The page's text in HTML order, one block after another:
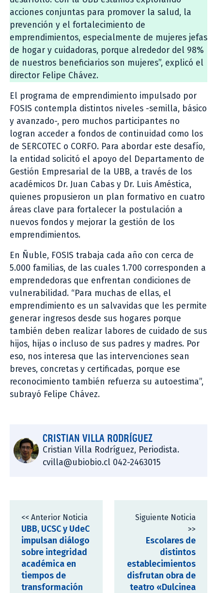
acciones conjuntas para promover la salud, la
prevención y el fortalecimiento de
emprendimientos, especialmente de mujeres jefas
de hogar y cuidadoras, porque alrededor del 98%
de nuestros beneficiarios son mujeres”, explicó el
director Felipe Chávez.
El programa de emprendimiento impulsado por
FOSIS contempla distintos niveles -semilla, básico
y avanzado-, pero muchos participantes no
logran acceder a fondos de continuidad como los
de SERCOTEC o CORFO. Para abordar este desafío,
la entidad solicitó el apoyo del Departamento de
Gestión Empresarial de la UBB, a través de los
académicos Dr. Juan Cabas y Dr. Luis Améstica,
quienes propusieron un plan formativo en cuatro
áreas clave para fortalecer la postulación a
nuevos fondos y mejorar la gestión de los
emprendimientos.
En Ñuble, FOSIS trabaja cada año con cerca de
5.000 familias, de las cuales 1.700 corresponden a
emprendedoras que enfrentan condiciones de
vulnerabilidad. “Para muchas de ellas, el
emprendimiento es un salvavidas que les permite
generar ingresos desde sus hogares porque
también deben realizar labores de cuidado de sus
hijos, hijas o incluso de sus padres y madres. Por
eso, nos interesa que las intervenciones sean
breves, concretas y certificadas, porque ese
reconocimiento también refuerza su autoestima”,
subrayó Felipe Chávez.
CRISTIAN VILLA RODRÍGUEZ
Cristian Villa Rodríguez, Periodista.
cvilla@ubiobio.cl 042-2463015
<< Anterior Noticia
UBB, UCSC y UdeC
impulsan diálogo
sobre integridad
académica en
tiempos de
transformación
Siguiente Noticia
>>
Escolares de
distintos
establecimientos
disfrutan obra de
teatro «Dulcinea